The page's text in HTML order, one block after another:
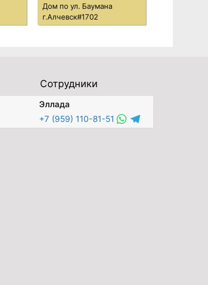
Дом по ул. Баумана
г.Алчевск#1702
Сотрудники
Эллада
+7 (959) 110-81-51